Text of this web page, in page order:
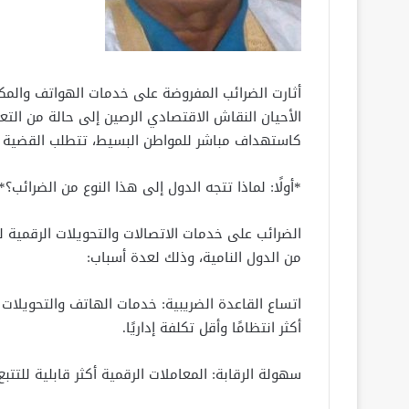
أثارت الضرائب المفروضة على خدمات الهواتف
الأحيان النقاش الاقتصادي الرصين إلى حالة من
كاستهداف مباشر للمواطن البسيط، تتطلب القضية
*أولًا: لماذا تتجه الدول إلى هذا النوع من
الضرائب على خدمات الاتصالات والتحويلات
من الدول النامية، وذلك لعدة أسباب:
اتساع القاعدة الضريبية: خدمات الهاتف
أكثر انتظامًا وأقل تكلفة إداريًا.
سهولة الرقابة: المعاملات الرقمية أكثر قابلية